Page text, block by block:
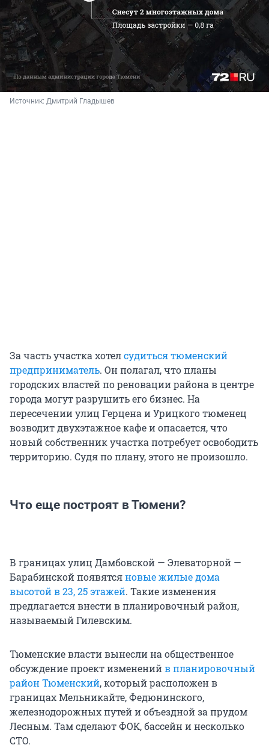
Источник: Дмитрий Гладышев
За часть участка хотелсудиться тюменский
предприниматель. Он полагал, что планы
городских властей по реновации района в центре
города могут разрушить его бизнес. На
пересечении улиц Герцена и Урицкого тюменец
возводит двухэтажное кафе и опасается, что
новый собственник участка потребует освободить
территорию. Судя по плану, этого не произошло.
Что еще построят в Тюмени?
В границах улиц Дамбовской — Элеваторной —
Барабинской появятсяновые жилые дома
высотой в 23, 25 этажей. Такие изменения
предлагается внести в планировочный район,
называемый Гилевским.
Тюменские власти вынесли на общественное
обсуждение проект измененийв планировочный
район Тюменский, который расположен в
границах Мельникайте, Федюнинского,
железнодорожных путей и объездной за прудом
Лесным. Там сделают ФОК, бассейн и несколько
СТО.